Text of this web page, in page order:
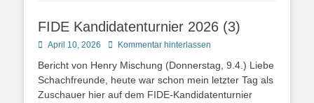
FIDE Kandidatenturnier 2026 (3)
Posted
April 10, 2026 Kommentar hinterlassen
Bericht von Henry Mischung (Donnerstag, 9.4.) Liebe
Schachfreunde, heute war schon mein letzter Tag als
Zuschauer hier auf dem FIDE-Kandidatenturnier